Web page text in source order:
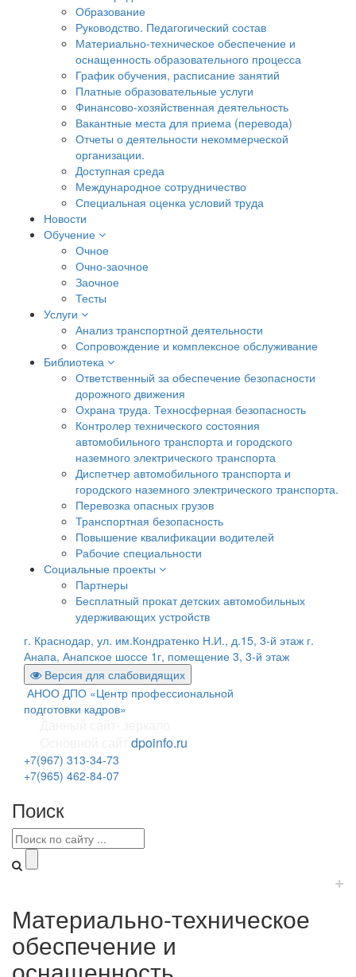
Образование
Руководство. Педагогический состав
Материально-техническое обеспечение и
оснащенность образовательного процесса
График обучения, расписание занятий
Платные образовательные услуги
Финансово-хозяйственная деятельность
Вакантные места для приема (перевода)
Отчеты о деятельности некоммерческой
организации.
Доступная среда
Международное сотрудничество
Специальная оценка условий труда
Новости
Обучение
Очное
Очно-заочное
Заочное
Тесты
Услуги
Анализ транспортной деятельности
Сопровождение и комплексное обслуживание
Библиотека
Ответственный за обеспечение безопасности
дорожного движения
Охрана труда. Техносферная безопасность
Контролер технического состояния
автомобильного транспорта и городского
наземного электрического транспорта
Диспетчер автомобильного транспорта и
городского наземного электрического транспорта.
Перевозка опасных грузов
Транспортная безопасность
Повышение квалификации водителей
Рабочие специальности
Социальные проекты
Партнеры
Бесплатный прокат детских автомобильных
удерживающих устройств
г. Краснодар, ул. им.Кондратенко Н.И., д.15, 3-й этаж г.
Анапа, Анапское шоссе 1г, помещение 3, 3-й этаж
Версия для слабовидящих
АНОО ДПО «Центр профессиональной
подготовки кадров»
dpoinfo.ru
+7(967) 313-34-73
+7(965) 462-84-07
Поиск
+
Материально-техническое
обеспечение и